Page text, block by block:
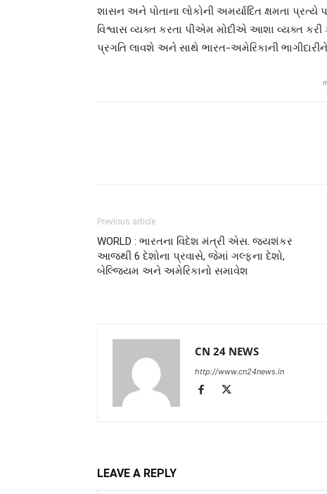
શાસન અને પોતાના લોકોની અમર્યાદિત ક્ષમતા પ્રત્યે
વિશ્વાસ વ્યક્ત કરતા પીએમ મોદીએ આશા વ્યક્ત
પ્રગતિ લાવશે અને સાથે ભારત-અમેરિકાની
Previous article
WORLD : ભારતના વિદેશ મંત્રી એસ. જયશંકર
આજથી 6 દેશોના પ્રવાસે, જેમાં ગલ્ફના દેશો,
બેલ્જિયમ અને અમેરિકાનો સમાવેશ
CN 24 NEWS
http://www.cn24news.in
LEAVE A REPLY